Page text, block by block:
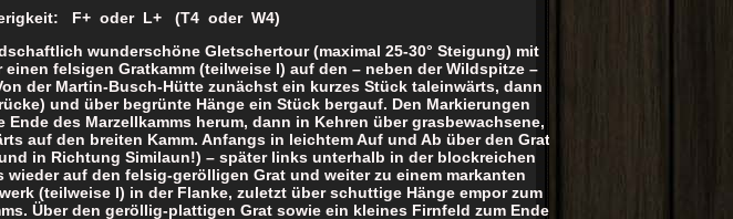
F+ oder L+ (T4 oder W4)
wunderschöne Gletschertour (maximal 25-30° Steigung) mit
felsigen Gratkamm (teilweise I) auf den – neben der Wildspitze –
der Martin-Busch-Hütte zunächst ein kurzes Stück taleinwärts, dann
und über begrünte Hänge ein Stück bergauf. Den Markierungen
des Marzellkamms herum, dann in Kehren über grasbewachsene,
auf den breiten Kamm. Anfangs in leichtem Auf und Ab über den Grat
in Richtung Similaun!) – später links unterhalb in der blockreichen
wieder auf den felsig-gerölligen Grat und weiter zu einem markanten
(teilweise I) in der Flanke, zuletzt über schuttige Hänge empor zum
Über den geröllig-plattigen Grat sowie ein kleines Firnfeld zum Ende